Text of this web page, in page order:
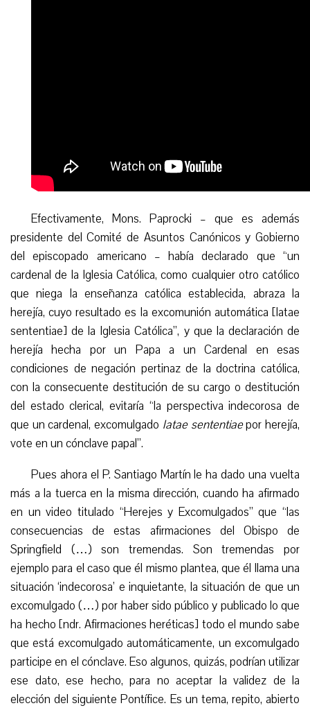
Efectivamente, Mons. Paprocki – que es además
presidente del Comité de Asuntos Canónicos y Gobierno
del episcopado americano –habíadeclarado que “un
cardenal de la Iglesia Católica, como cualquier otro católico
que niega la enseñanza católica establecida, abraza la
herejía, cuyo resultado es la excomunión automática [latae
sententiae] de la Iglesia Católica”, y que la declaración de
herejía hecha por un Papa a un Cardenal en esas
condiciones de negación pertinaz de la doctrina católica,
con la consecuente destitución de su cargoo destitución
del estado clerical, evitaría “la perspectiva indecorosa de
que un cardenal, excomulgado latae sententiaepor herejía,
vote en un cónclave papal”.
Pues ahora el P. Santiago Martín le ha dado una vuelta
más a la tuerca en la misma dirección, cuando ha afirmado
en un video titulado “Herejes y Excomulgados” que “las
consecuencias de estas afirmaciones del Obispo de
Springfield (…) son tremendas. Son tremendas por
ejemplo para el caso que él mismo plantea, que él llama una
situación ‘indecorosa’ e inquietante, la situación de que un
excomulgado (…) por haber sido público y publicado lo que
ha hecho [ndr. Afirmaciones heréticas] todo el mundo sabe
que está excomulgado automáticamente, un excomulgado
participe en el cónclave. Eso algunos, quizás, podrían utilizar
ese dato, ese hecho, para no aceptar la validez de la
elección del siguiente Pontífice. Es un tema, repito, abierto